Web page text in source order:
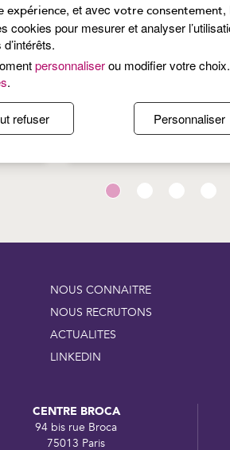
PROTÉGER SA PEAU
LES BONS RÉFLEXES
NOUS CONNAITRE
NOUS RECRUTONS
ACTUALITES
LINKEDIN
CENTRE BROCA
94 bis rue Broca
75013 Paris
expérience, et avec votre consentement,
cookies pour mesurer et analyser
personnaliserou modifier votre
.
Personnaliser
refuser